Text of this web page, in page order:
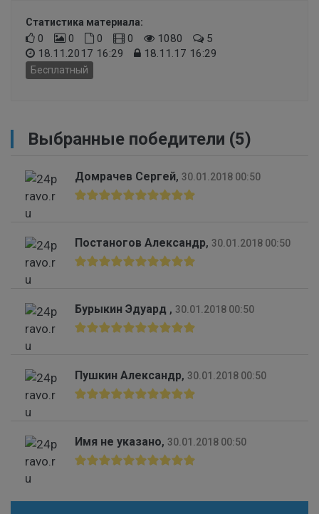
Статистика материала:
0 0 0 0 1080
5
18.11.2017 16:29
18.11.17 16:29
Бесплатный
Выбранные победители (5)
Домрачев Сергей, 30.01.2018 00:50
Постаногов Александр, 30.01.2018 00:50
Бурыкин Эдуард , 30.01.2018 00:50
Пушкин Александр, 30.01.2018 00:50
Имя не указано, 30.01.2018 00:50